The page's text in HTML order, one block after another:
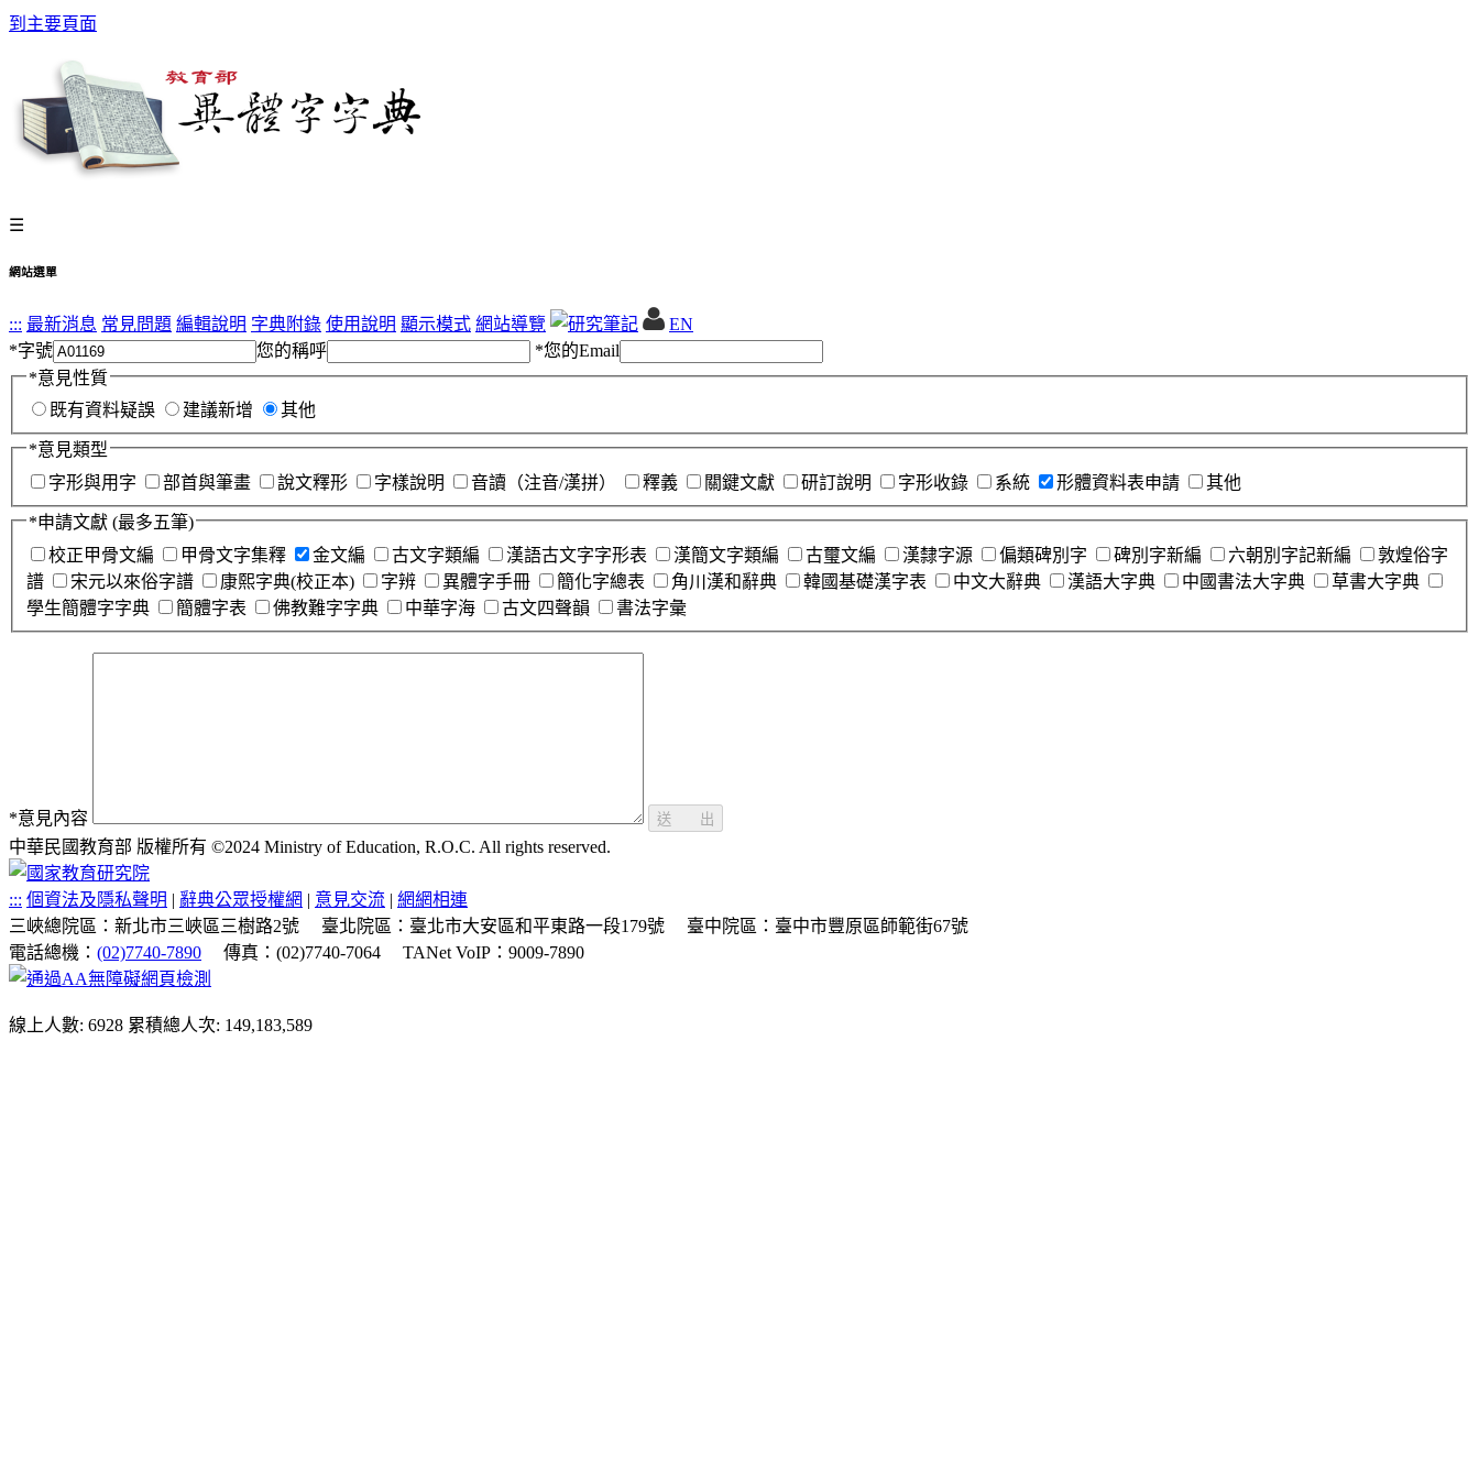
到主要頁面
☰
網站選單
::: 最新消息 常見問題 編輯說明 字典附錄 使用說明 顯示模式 網站導覽
EN
*字號 您的稱呼 *您的Email
*意見性質
既有資料疑誤
建議新增 其他
*意見類型
字形與用字
部首與筆畫 說文釋形 字樣說明 音讀（注音/漢拼） 釋義 關鍵文獻 研訂說明 字形收錄 系統 形體資料表申請 其他
*申請文獻 (最多五筆)
校正甲骨文編
甲骨文字集釋 金文編 古文字類編 漢語古文字字形表 漢簡文字類編 古璽文編 漢隸字源 偏類碑別字 碑別字新編 六朝別字記新編
敦煌俗字
譜
宋元以來俗字譜 康熙字典(校正本) 字辨 異體字手冊 簡化字總表 角川漢和辭典 韓國基礎漢字表 中文大辭典 漢語大字典 中國書法大字典
草書大字典
學生簡體字字典
簡體字表 佛教難字字典 中華字海 古文四聲韻 書法字彙
*意見內容 送 出
中華民國教育部 版權所有 ©2024 Ministry of Education, R.O.C. All rights reserved.
::: 個資法及隱私聲明 | 辭典公眾授權網 | 意見交流 | 網網相連
三峽總院區：新北市三峽區三樹路2號
臺北院區：臺北市大安區和平東路一段179號
臺中院區：臺中市豐原區師範街67號
電話總機： (02)7740-7890 傳真：(02)7740-7064 TANet VoIP：9009-7890
線上人數: 6928 累積總人次: 149,183,589